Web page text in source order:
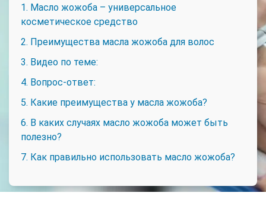
1. Масло жожоба – универсальное
косметическое средство
2. Преимущества масла жожоба для волос
3. Видео по теме:
4. Вопрос-ответ:
5. Какие преимущества у масла жожоба?
6. В каких случаях масло жожоба может быть
полезно?
7. Как правильно использовать масло жожоба?